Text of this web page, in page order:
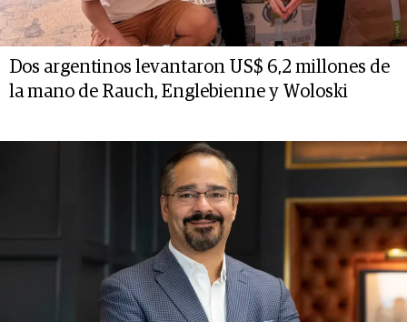
Dos argentinos levantaron US$ 6,2 millones de
la mano de Rauch, Englebienne y Woloski